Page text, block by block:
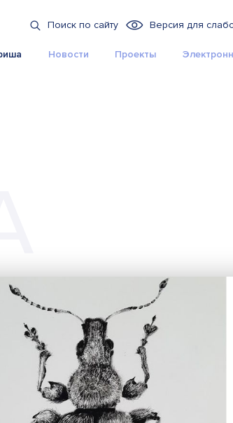
Поиск по сайту Версия для
Новости Проекты